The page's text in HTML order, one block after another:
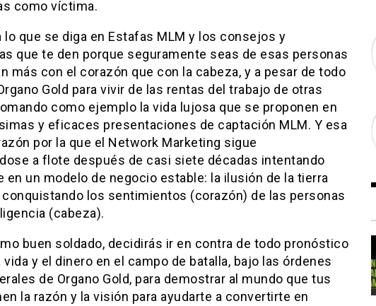
como víctima.
lo que se diga en Estafas MLM y los consejos y
que te den porque seguramente seas de esas personas
más con el corazón que con la cabeza, y a pesar de todo
Gold para vivir de las rentas del trabajo de otras
como ejemplo la vida lujosa que se proponen en
y eficaces presentaciones de captación MLM. Y esa
por la que el Network Marketing sigue
a flote después de casi siete décadas intentando
en un modelo de negocio estable: la ilusión de la tierra
conquistando los sentimientos (corazón) de las personas
(cabeza).
buen soldado, decidirás ir en contra de todo pronóstico
vida y el dinero en el campo de batalla, bajo las órdenes
de Organo Gold, para demostrar al mundo que tus
la razón y la visión para ayudarte a convertirte en